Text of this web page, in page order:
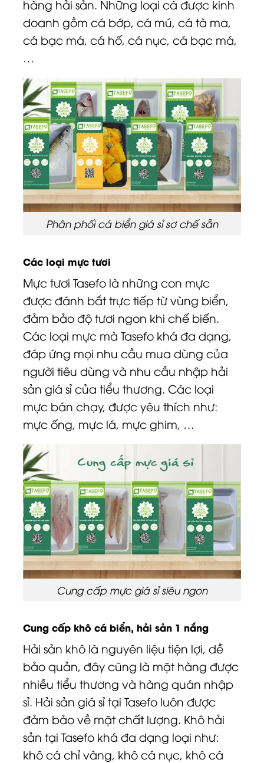
hàng hải sản. Những loại cá được kinh
doanh gồm cá bớp, cá mú, cá tà ma,
cá bạc má, cá hố, cá nục, cá bạc má,
…
Phân phối cá biển giá sỉ sơ chế sẵn
Các loại mực tươi
Mực tươi Tasefo là những con mực
được đánh bắt trực tiếp từ vùng biển,
đảm bảo độ tươi ngon khi chế biến.
Các loại mực mà Tasefo khá đa dạng,
đáp ứng mọi nhu cầu mua dùng của
người tiêu dùng và nhu cầu nhập hải
sản giá sỉ của tiểu thương. Các loại
mực bán chạy, được yêu thích như:
mực ống, mực lá, mực ghim, …
Cung cấp mực giá sỉ siêu ngon
Cung cấp khô cá biển, hải sản 1 nắng
Hải sản khô là nguyên liệu tiện lợi, dễ
bảo quản, đây cũng là mặt hàng được
nhiều tiểu thương và hàng quán nhập
sỉ. Hải sản giá sỉ tại Tasefo luôn được
đảm bảo về mặt chất lượng. Khô hải
sản tại Tasefo khá đa dạng loại như:
khô cá chỉ vàng, khô cá nục, khô cá